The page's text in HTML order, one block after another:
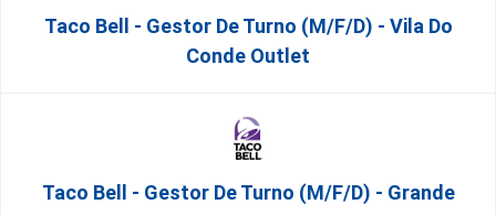
Taco Bell - Gestor De Turno (m/f/d) - Vila Do
Conde Outlet
Taco Bell - Gestor De Turno (m/f/d) - Grande